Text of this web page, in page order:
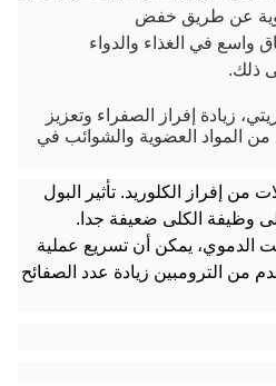
عن طريق خفض
في الغذاء والدواء
ذلك.
زيادة إفراز الصفراء وتعزيز
المواد العضوية والشوائب في
من إفراز الكلوريد. تأثير البول
وظيفة الكلى ضعيفة جدا.
الدموي، يمكن أن تسريع عملية
من الترومبين زيادة عدد الصفائح